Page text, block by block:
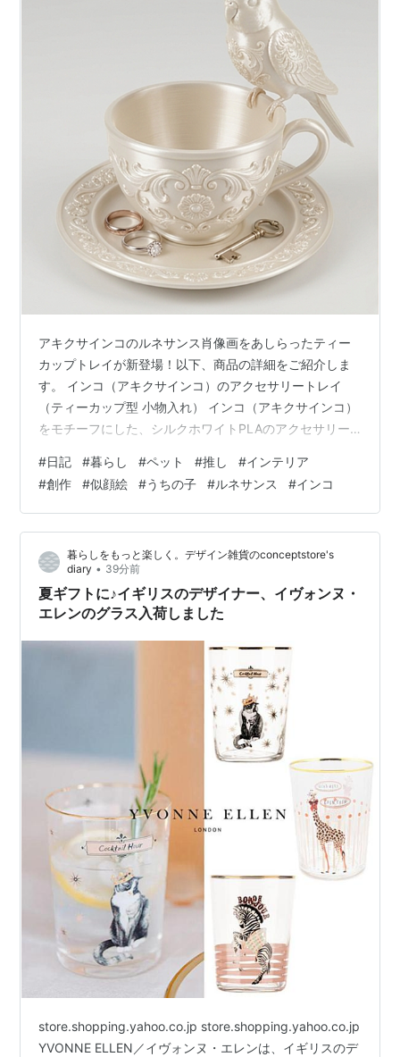
アキクサインコのルネサンス肖像画をあしらったティー
カップトレイが新登場！以下、商品の詳細をご紹介しま
す。 インコ（アキクサインコ）のアクセサリートレイ
（ティーカップ型 小物入れ） インコ（アキクサインコ）
をモチーフにした、シルクホワイトPLAのアクセサリー
で、ルネサンス装飾をまとったインコがカップに寄り添
います。カップの中にも、下のソーサーにも小物を置け
る2段構造。 ◆ こんな小物の置き場所に・指輪・ピア
ス・イヤリングなどのアクセサリー・玄関やデスクでの
鍵・印鑑・クリップの一時置き・コインやお守りなどの
小さな宝物 ◆ 商品内容・シルクホワイトP…
#日記 #暮らし #ペット #推し #インテリア
#創作 #似顔絵 #うちの子 #ルネサンス #インコ
暮らしをもっと楽しく。デザイン雑貨のconceptstore's
diary • 39分前
夏ギフトに♪イギリスのデザイナー、イヴォンヌ・
エレンのグラス入荷しました
store.shopping.yahoo.co.jp store.shopping.yahoo.co.jp
YVONNE ELLEN／イヴォンヌ・エレンは、イギリスのデ